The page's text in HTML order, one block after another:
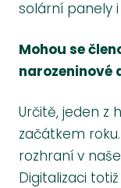
solární panely
Mohou se
narozeninové
Určitě, jeden z
začátkem
rozhraní v
Digitalizaci